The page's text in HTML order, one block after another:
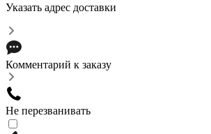
Указать адрес доставки
Комментарий к заказу
Не перезванивать